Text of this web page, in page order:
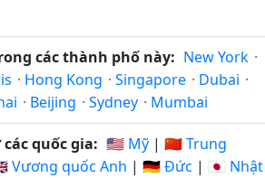
các thành phố này: New York ·
· Hong Kong · Singapore · Dubai ·
· Beijing · Sydney · Mumbai
quốc gia: 🇺🇸 Mỹ | 🇨🇳 Trung
Vương quốc Anh | 🇩🇪 Đức | 🇯🇵 Nhật